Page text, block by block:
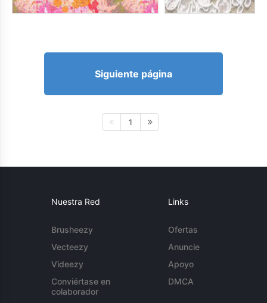
Siguiente página
1
Nuestra Red
Brusheezy
Vecteezy
Videezy
Conviértase en
colaborador
Links
Ofertas
Anuncie
Apoyo
DMCA